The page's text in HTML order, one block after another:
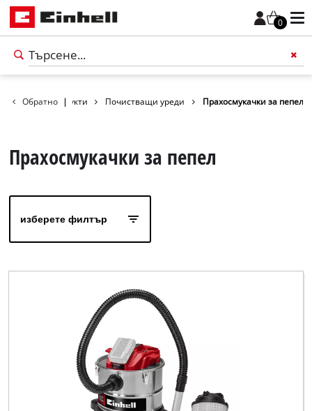
0
Обратно |
Продукти Почистващи уреди Прахосмукачки за пепел
Прахосмукачки за пепел
изберете филтър